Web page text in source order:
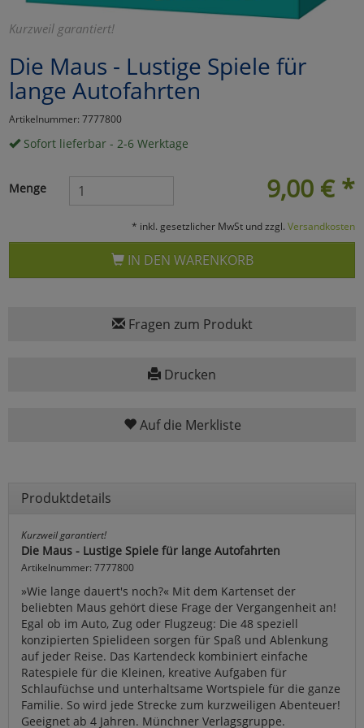
Kurzweil garantiert!
Die Maus - Lustige Spiele für
lange Autofahrten
Artikelnummer: 7777800
Sofort lieferbar - 2-6 Werktage
9,00 € *
Menge
* inkl. gesetzlicher MwSt und zzgl. Versandkosten
IN DEN WARENKORB
Fragen zum Produkt
Drucken
Auf die Merkliste
Produktdetails
Kurzweil garantiert!
Die Maus - Lustige Spiele für lange Autofahrten
Artikelnummer: 7777800
»Wie lange dauert's noch?« Mit dem Kartenset der
beliebten Maus gehört diese Frage der Vergangenheit an!
Egal ob im Auto, Zug oder Flugzeug: Die 48 speziell
konzipierten Spielideen sorgen für Spaß und Ablenkung
auf jeder Reise. Das Kartendeck kombiniert einfache
Ratespiele für die Kleinen, kreative Aufgaben für
Schlaufüchse und unterhaltsame Wortspiele für die ganze
Familie. So wird jede Strecke zum kurzweiligen Abenteuer!
Geeignet ab 4 Jahren. Münchner Verlagsgruppe.
Marketing
Umfragetools
Cookies
Alle Akzeptieren
Einstellungen speichern
zurück